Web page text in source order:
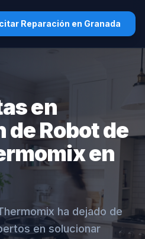
Reparación en Granada
en
de Robot de
en
ha dejado de
en solucionar